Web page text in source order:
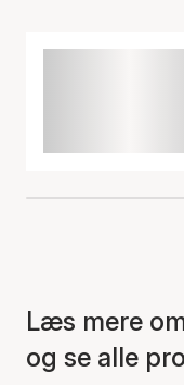
Læs mere
og se alle